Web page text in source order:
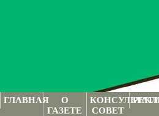
ГЛАВНАЯ
О
ГАЗЕТЕ
СОВЕТ